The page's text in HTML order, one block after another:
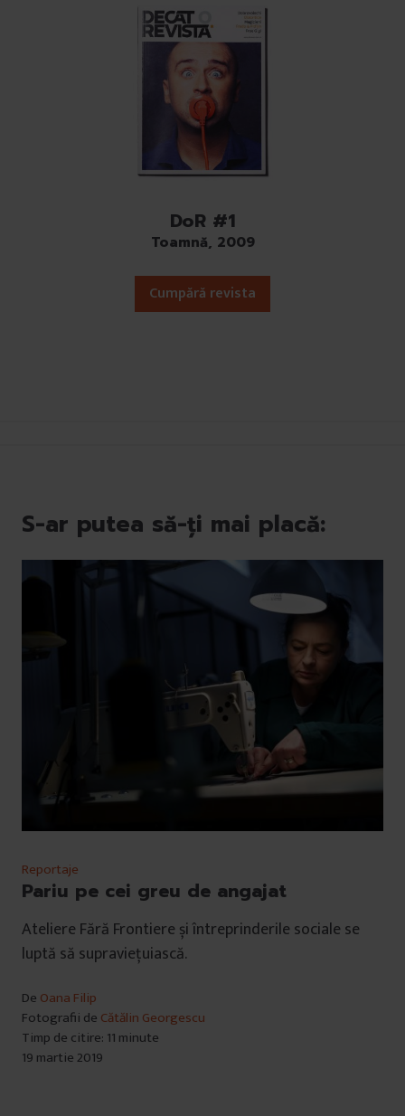
DoR #1
Toamnă, 2009
Cumpără revista
S-ar putea să-ți mai placă:
Reportaje
Pariu pe cei greu de angajat
Ateliere Fără Frontiere și întreprinderile sociale se
luptă să supraviețuiască.
De Oana Filip
Fotografii de Cătălin Georgescu
Timp de citire: 11 minute
19 martie 2019